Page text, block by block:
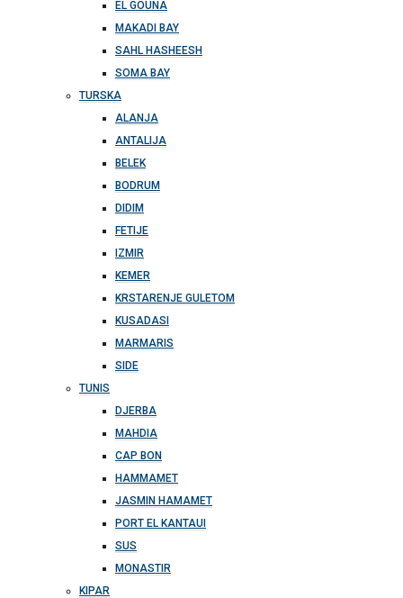
EL GOUNA
MAKADI BAY
SAHL HASHEESH
SOMA BAY
TURSKA
ALANJA
ANTALIJA
BELEK
BODRUM
DIDIM
FETIJE
IZMIR
KEMER
KRSTARENJE GULETOM
KUSADASI
MARMARIS
SIDE
TUNIS
DJERBA
MAHDIA
CAP BON
HAMMAMET
JASMIN HAMAMET
PORT EL KANTAUI
SUS
MONASTIR
KIPAR